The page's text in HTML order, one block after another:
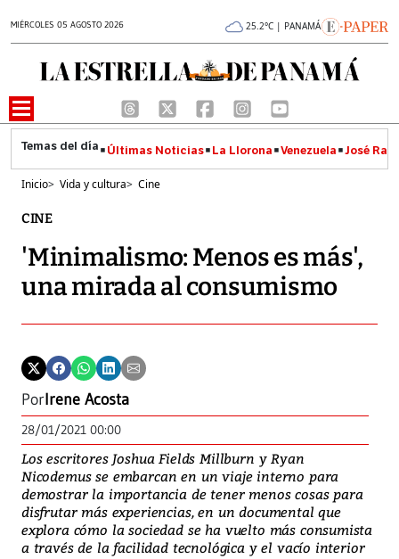
MIÉRCOLES 05 AGOSTO 2026 25.2°C | PANAMÁ
Últimas Noticias La Llorona Venezuela José
Inicio> Vida y cultura> Cine
CINE
'Minimalismo: Menos es más',
una mirada al consumismo
PorIrene Acosta
28/01/2021 00:00
Los escritores Joshua Fields Millburn y Ryan
Nicodemus se embarcan en un viaje interno para
demostrar la importancia de tener menos cosas para
disfrutar más experiencias, en un documental que
explora cómo la sociedad se ha vuelto más consumista
a través de la facilidad tecnológica y el vacío interior